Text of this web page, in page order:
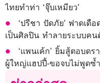
ไทยทำท่า ‘จุ๊บเหมียว’
‘ปรีชา ปัดภัย’ ฟาดเดื
เป็นศิลปิน ทำลายระบบคน
‘แพนเค้ก’ ยิ้มสู้ตอบด
ผู้ใหญ่แฮปปี้-ขอจบไม่พูดซ้